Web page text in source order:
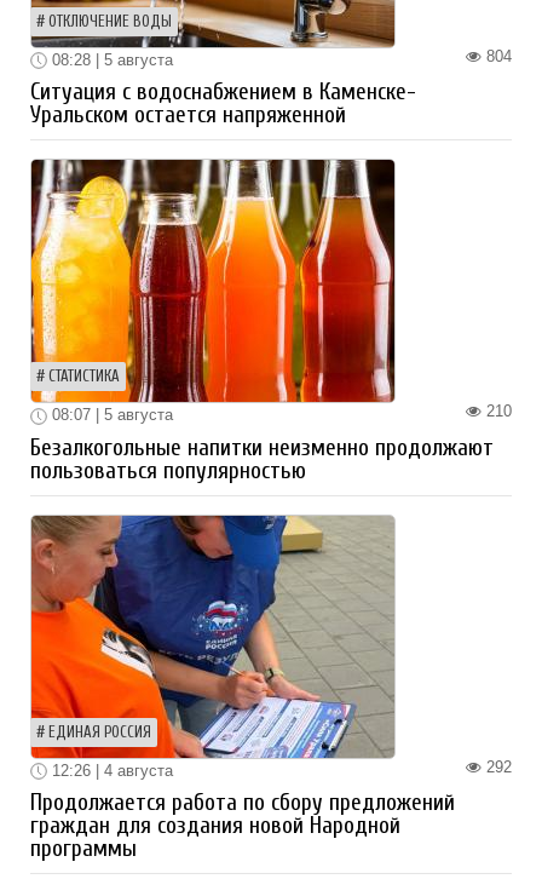
ОТКЛЮЧЕНИЕ ВОДЫ
804
08:28 | 5 августа
Ситуация с водоснабжением в Каменске-
Уральском остается напряженной
СТАТИСТИКА
210
08:07 | 5 августа
Безалкогольные напитки неизменно продолжают
пользоваться популярностью
ЕДИНАЯ РОССИЯ
292
12:26 | 4 августа
Продолжается работа по сбору предложений
граждан для создания новой Народной
программы